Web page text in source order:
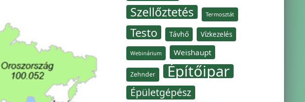
Szellőztetés Termosztát
Testo Távhő Vízkezelés
Webinárium Weishaupt
Zehnder Építőipar
Épületgépész